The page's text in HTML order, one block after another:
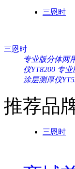
三恩时
三恩时
专业版分体两
仪YT8200 专业
涂层测厚仪
推荐品
三恩时